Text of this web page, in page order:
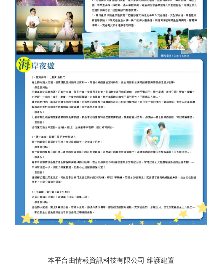
本平台由情報資訊科技有限公司 維護建置